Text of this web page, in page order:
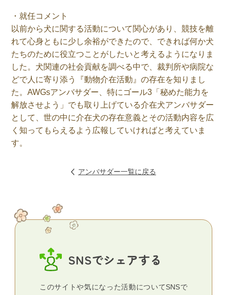
・就任コメント
以前から犬に関する活動について関心があり、競技を離
れて心身ともに少し余裕ができたので、できれば何か犬
たちのために役立つことがしたいと考えるようになりま
した。犬関連の社会貢献を調べる中で、裁判所や病院な
どで人に寄り添う『動物介在活動』の存在を知りまし
た。AWGsアンバサダー、特にゴール3「秘めた能力を
解放させよう」でも取り上げている介在犬アンバサダー
として、世の中に介在犬の存在意義とその活動内容を広
く知ってもらえるよう広報していければと考えていま
す。
アンバサダー一覧に戻る
SNSでシェアする
このサイトや気になった活動についてSNSで